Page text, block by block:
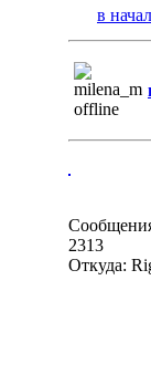
в
2313
Откуда: